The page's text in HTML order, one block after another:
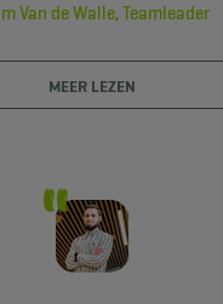
Van de Walle, Teamleader
MEER LEZEN